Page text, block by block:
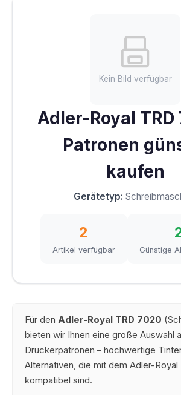
Kein Bild verfügbar
Adler-Royal TRD
Patronen
kaufen
Gerätetyp:
2
Artikel verfügbar Günstige
Für den Adler-Royal TRD 7020
bieten wir Ihnen eine große Auswahl
Druckerpatronen – hochwertige
Alternativen, die mit dem Adler-Royal
kompatibel sind.